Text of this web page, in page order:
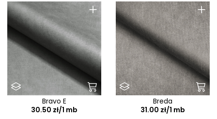
+
Bravo E
30.50 zł/1 mb
+
Breda
31.00 zł/1 mb